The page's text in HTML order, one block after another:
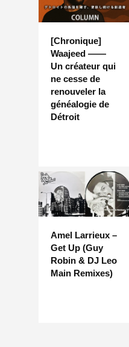
[Chronique]
Waajeed ——
Un créateur qui
ne cesse de
renouveler la
généalogie de
Détroit
Amel Larrieux –
Get Up (Guy
Robin & DJ Leo
Main Remixes)